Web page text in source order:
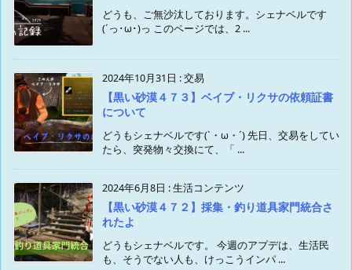
どうも、ご無沙汰しております。シェナベルです
(´っ･ω･)っ このページでは、2 ...
2024年10月31日 :交易
【黒い砂漠４７３】ベイブ・リクサの依頼証書
について
どうもシェナベルです(`・ω・´) 先日、交易をしてい
たら、突発物々交換にて、「 ...
2024年6月8日 :生活コンテンツ
【黒い砂漠４７２】採集・釣り道具家門統合さ
れたよ
どうもシェナベルです。 今週のアプデは、生活民
も、そうでない人も、けっこうインパ ...